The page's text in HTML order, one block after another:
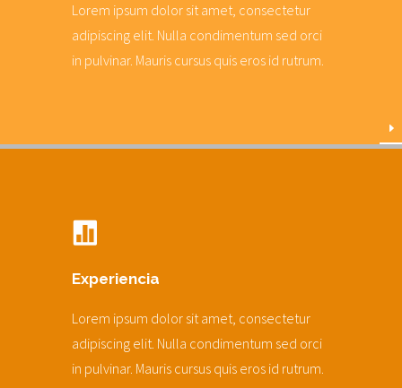
Lorem ipsum dolor sit amet, consectetur
adipiscing elit. Nulla condimentum sed orci
in pulvinar. Mauris cursus quis eros id rutrum.
Experiencia
Lorem ipsum dolor sit amet, consectetur
adipiscing elit. Nulla condimentum sed orci
in pulvinar. Mauris cursus quis eros id rutrum.